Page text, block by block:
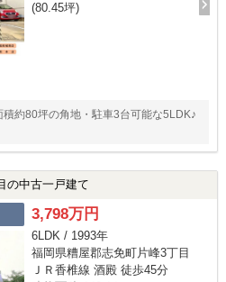
(80.45坪)
約80坪の角地・駐車3台可能な5LDK♪
の中古一戸建て
3,798万円
6LDK / 1993年
福岡県糟屋郡志免町片峰3丁目
ＪＲ香椎線 酒殿 徒歩45分